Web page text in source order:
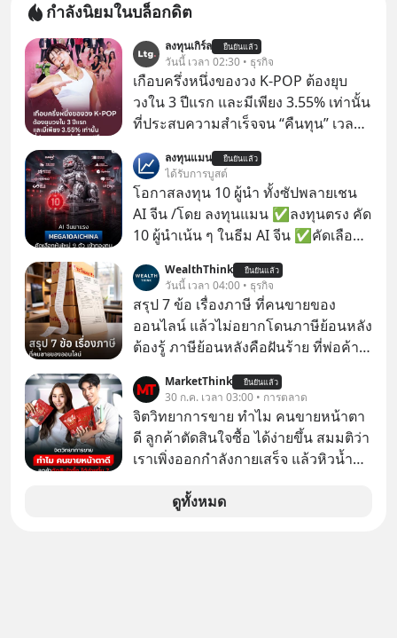
กำลังนิยมในบล็อกดิต
ลงทุนเกิร์ล ยืนยันแล้ว
วันนี้ เวลา 02:30 • ธุรกิจ
เกือบครึ่งหนึ่งของวง K-POP ต้องยุบ
วงใน 3 ปีแรก และมีเพียง 3.55% เท่านั้น
ที่ประสบความสำเร็จจน “คืนทุน” เวลา
เห็นภาพความสำเร็จที่หรูหรา คอนเสิร์ต
สเกลใหญ่ระดับสเตเดียม และยอดขา
ยอัลบัมถล่มทลายจากวงตัวท็อปอย่าง
BTS, BLACKPINK หรือ SEVENTEEN
ลงทุนแมน ยืนยันแล้ว
ได้รับการบูสต์
โอกาสลงทุน 10 ผู้นำ ทั้งซัปพลายเชน
AI จีน /โดย ลงทุนแมน ✅ลงทุนตรง คัด
10 ผู้นำเน้น ๆ ในธีม AI จีน ✅คัดเลือก
เจ้าของผู้นำ AI จีน ตั้งแต่โรงงานผลิตชิป
หน่วยความจำ โมเดล AI ยันหุ่นยนต์
✅ได้การรับยกเว้นภาษี Capital Gain
ตามกฎหมายภาษีของประเทศไทย
WealthThink ยืนยันแล้ว
วันนี้ เวลา 04:00 • ธุรกิจ
สรุป 7 ข้อ เรื่องภาษี ที่คนขายของ
ออนไลน์ แล้วไม่อยากโดนภาษีย้อนหลัง
ต้องรู้ ภาษีย้อนหลังคือฝันร้าย ที่พ่อค้า
MarketThink ยืนยันแล้ว
30 ก.ค. เวลา 03:00 • การตลาด
จิตวิทยาการขาย ทำไม คนขายหน้าตา
ดี ลูกค้าตัดสินใจซื้อ ได้ง่ายขึ้น สมมติว่า
เราเพิ่งออกกำลังกายเสร็จ แล้วหิวน้ำ
ขายของเหมือนกันทุกอย่าง
ดูทั้งหมด